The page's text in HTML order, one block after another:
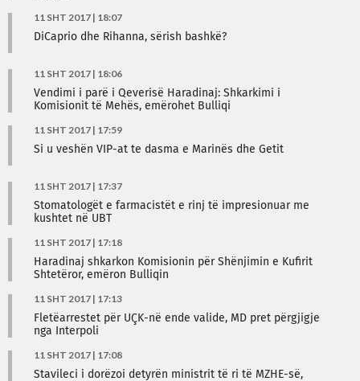
11 SHT 2017 | 18:07
DiCaprio dhe Rihanna, sërish bashkë?
11 SHT 2017 | 18:06
Vendimi i parë i Qeverisë Haradinaj: Shkarkimi i
Komisionit të Mehës, emërohet Bulliqi
11 SHT 2017 | 17:59
Si u veshën VIP-at te dasma e Marinës dhe Getit
11 SHT 2017 | 17:37
Stomatologët e farmacistët e rinj të impresionuar me
kushtet në UBT
11 SHT 2017 | 17:18
Haradinaj shkarkon Komisionin për Shënjimin e Kufirit
Shtetëror, emëron Bulliqin
11 SHT 2017 | 17:13
Fletëarrestet për UÇK-në ende valide, MD pret përgjigje
nga Interpoli
11 SHT 2017 | 17:08
Stavileci i dorëzoi detyrën ministrit të ri të MZHE-së,